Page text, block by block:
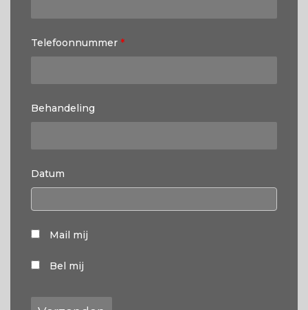
Telefoonnummer *
Behandeling
Datum
Mail mij
Bel mij